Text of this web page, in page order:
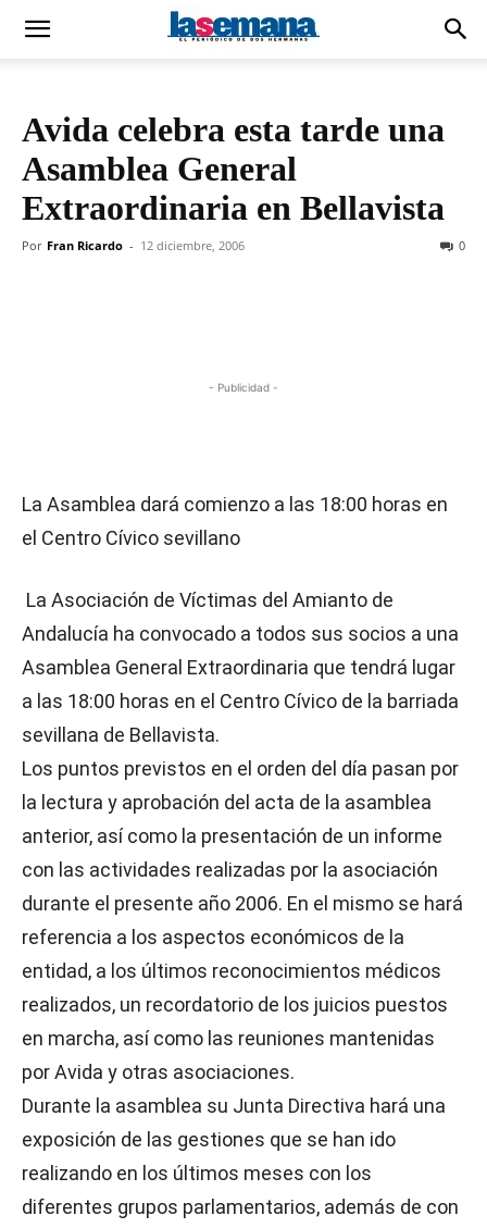
Avida celebra esta tarde una
Asamblea General
Extraordinaria en Bellavista
Por Fran Ricardo - 12 diciembre, 2006 0
- Publicidad -
La Asamblea dará comienzo a las 18:00 horas en
el Centro Cívico sevillano
La Asociación de Víctimas del Amianto de
Andalucía ha convocado a todos sus socios a una
Asamblea General Extraordinaria que tendrá lugar
a las 18:00 horas en el Centro Cívico de la barriada
sevillana de Bellavista.
Los puntos previstos en el orden del día pasan por
la lectura y aprobación del acta de la asamblea
anterior, así como la presentación de un informe
con las actividades realizadas por la asociación
durante el presente año 2006. En el mismo se hará
referencia a los aspectos económicos de la
entidad, a los últimos reconocimientos médicos
realizados, un recordatorio de los juicios puestos
en marcha, así como las reuniones mantenidas
por Avida y otras asociaciones.
Durante la asamblea su Junta Directiva hará una
exposición de las gestiones que se han ido
realizando en los últimos meses con los
diferentes grupos parlamentarios, además de con